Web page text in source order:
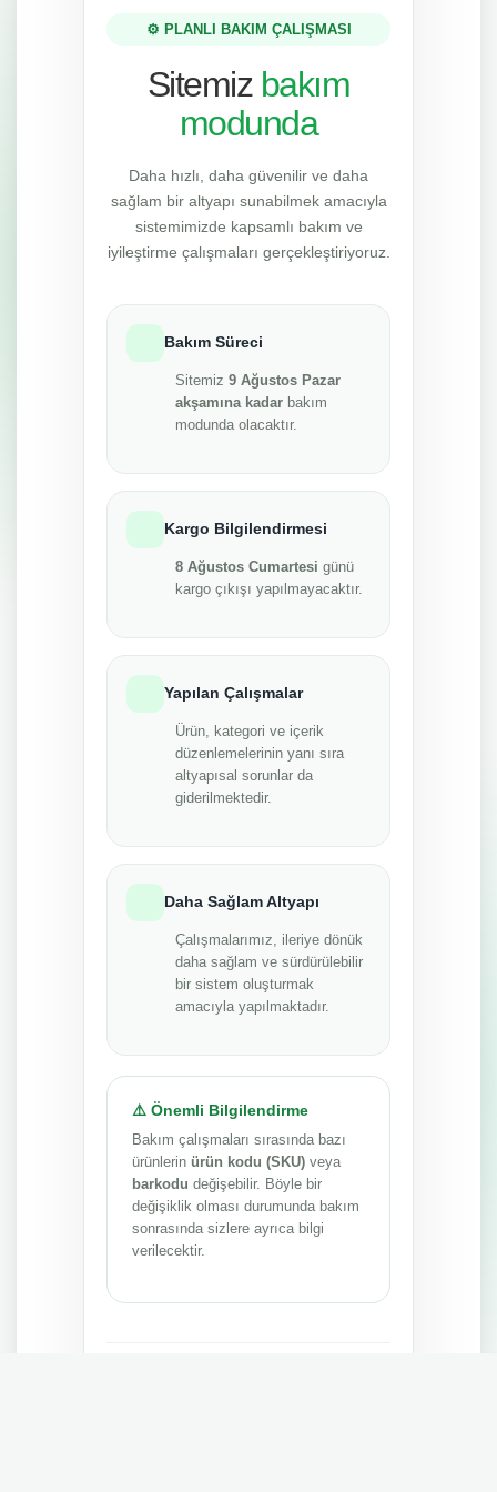
⚙️ PLANLI BAKIM ÇALIŞMASI
Sitemiz bakım
modunda
Daha hızlı, daha güvenilir ve daha
sağlam bir altyapı sunabilmek amacıyla
sistemimizde kapsamlı bakım ve
iyileştirme çalışmaları gerçekleştiriyoruz.
Bakım Süreci
Sitemiz 9 Ağustos Pazar
akşamına kadar bakım
modunda olacaktır.
Kargo Bilgilendirmesi
8 Ağustos Cumartesi günü
kargo çıkışı yapılmayacaktır.
Yapılan Çalışmalar
Ürün, kategori ve içerik
düzenlemelerinin yanı sıra
altyapısal sorunlar da
giderilmektedir.
Daha Sağlam Altyapı
Çalışmalarımız, ileriye dönük
daha sağlam ve sürdürülebilir
bir sistem oluşturmak
amacıyla yapılmaktadır.
⚠️ Önemli Bilgilendirme
Bakım çalışmaları sırasında bazı
ürünlerin ürün kodu (SKU) veya
barkodu değişebilir. Böyle bir
değişiklik olması durumunda bakım
sonrasında sizlere ayrıca bilgi
verilecektir.